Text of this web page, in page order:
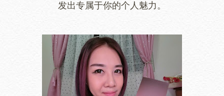
发出专属于你的个人魅力。